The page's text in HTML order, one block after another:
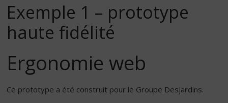
Exemple 1 – prototype
haute fidélité
Ergonomie web
Ce prototype a été construit pour le Groupe Desjardins.